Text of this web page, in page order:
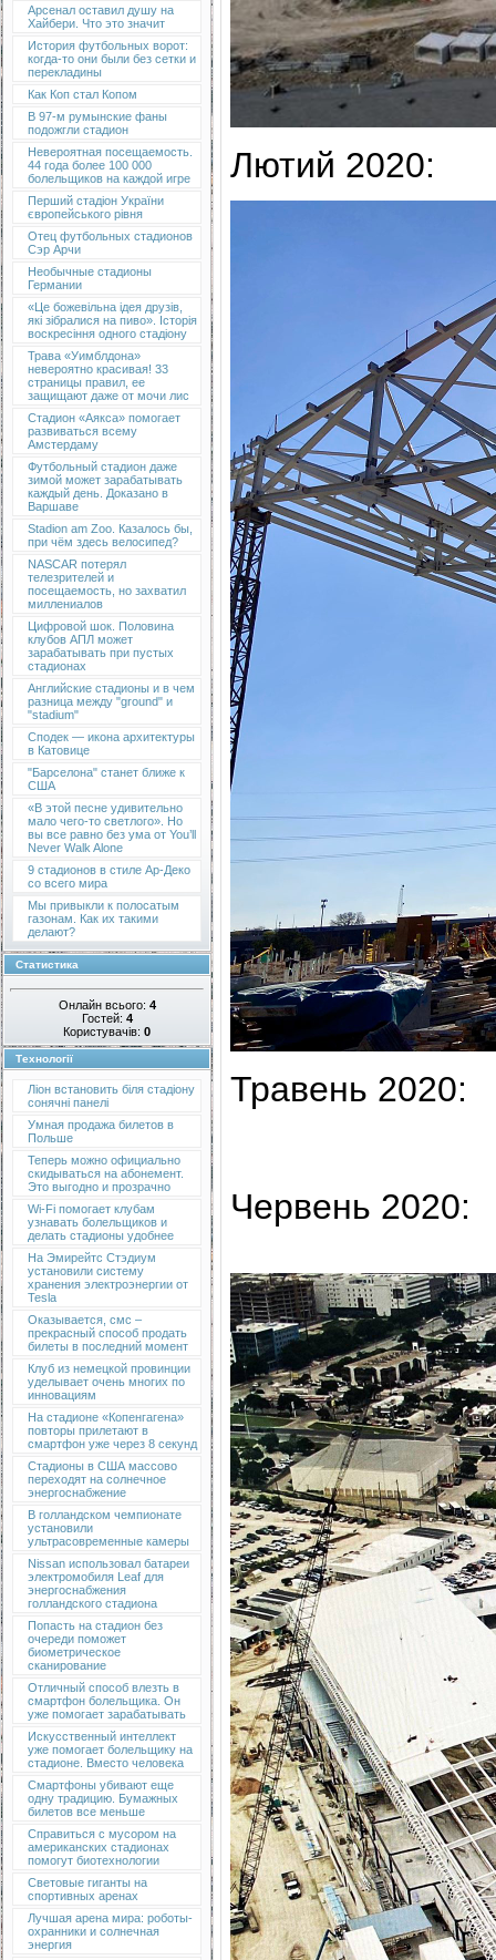
Арсенал оставил душу на
Хайбери. Что это значит
История футбольных ворот:
когда-то они были без сетки и
перекладины
Как Коп стал Копом
В 97-м румынские фаны
подожгли стадион
Невероятная посещаемость.
44 года более 100 000
болельщиков на каждой игре
Перший стадіон України
європейського рівня
Отец футбольных стадионов
Сэр Арчи
Необычные стадионы
Германии
«Це божевільна ідея друзів,
які зібралися на пиво». Історія
воскресіння одного стадіону
Трава «Уимблдона»
невероятно красивая! 33
страницы правил, ее
защищают даже от мочи лис
Стадион «Аякса» помогает
развиваться всему
Амстердаму
Футбольный стадион даже
зимой может зарабатывать
каждый день. Доказано в
Варшаве
Stadion am Zoo. Казалось бы,
при чём здесь велосипед?
NASCAR потерял
телезрителей и
посещаемость, но захватил
миллениалов
Цифровой шок. Половина
клубов АПЛ может
зарабатывать при пустых
стадионах
Английские стадионы и в чем
разница между "ground" и
"stadium"
Сподек — икона архитектуры
в Катовице
"Барселона" станет ближе к
США
«В этой песне удивительно
мало чего-то светлого». Но
вы все равно без ума от You’ll
Never Walk Alone
9 стадионов в стиле Ар-Деко
со всего мира
Мы привыкли к полосатым
газонам. Как их такими
делают?
Статистика
Онлайн всього: 4
Гостей: 4
Користувачів: 0
Технології
Ліон встановить біля стадіону
сонячні панелі
Умная продажа билетов в
Польше
Теперь можно официально
скидываться на абонемент.
Это выгодно и прозрачно
Wi-Fi помогает клубам
узнавать болельщиков и
делать стадионы удобнее
На Эмирейтс Стэдиум
установили систему
хранения электроэнергии от
Tesla
Оказывается, смс –
прекрасный способ продать
билеты в последний момент
Клуб из немецкой провинции
уделывает очень многих по
инновациям
На стадионе «Копенгагена»
повторы прилетают в
смартфон уже через 8 секунд
Стадионы в США массово
переходят на солнечное
энергоснабжение
В голландском чемпионате
установили
ультрасовременные камеры
Nissan использовал батареи
электромобиля Leaf для
энергоснабжения
голландского стадиона
Попасть на стадион без
очереди поможет
биометрическое
сканирование
Отличный способ влезть в
смартфон болельщика. Он
уже помогает зарабатывать
Искусственный интеллект
уже помогает болельщику на
стадионе. Вместо человека
Смартфоны убивают еще
одну традицию. Бумажных
билетов все меньше
Справиться с мусором на
американских стадионах
помогут биотехнологии
Световые гиганты на
спортивных аренах
Лучшая арена мира: роботы-
охранники и солнечная
энергия
Лютий 2020:
Травень 2020:
Червень 2020: